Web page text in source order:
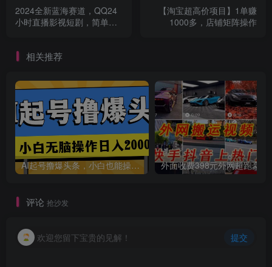
2024全新蓝海赛道，QQ24
小时直播影视短剧，简单易
【淘宝超高价项目】1单赚
1000多，店铺矩阵操作
相关推荐
AI起号撸爆头条，小白也能操作，日入2000+
评论 抢沙发
欢迎您留下宝贵的见解！ 提交